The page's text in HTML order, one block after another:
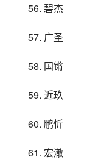
56. 碧杰
57. 广圣
58. 国锵
59. 近玖
60. 鹏忻
61. 宏澈